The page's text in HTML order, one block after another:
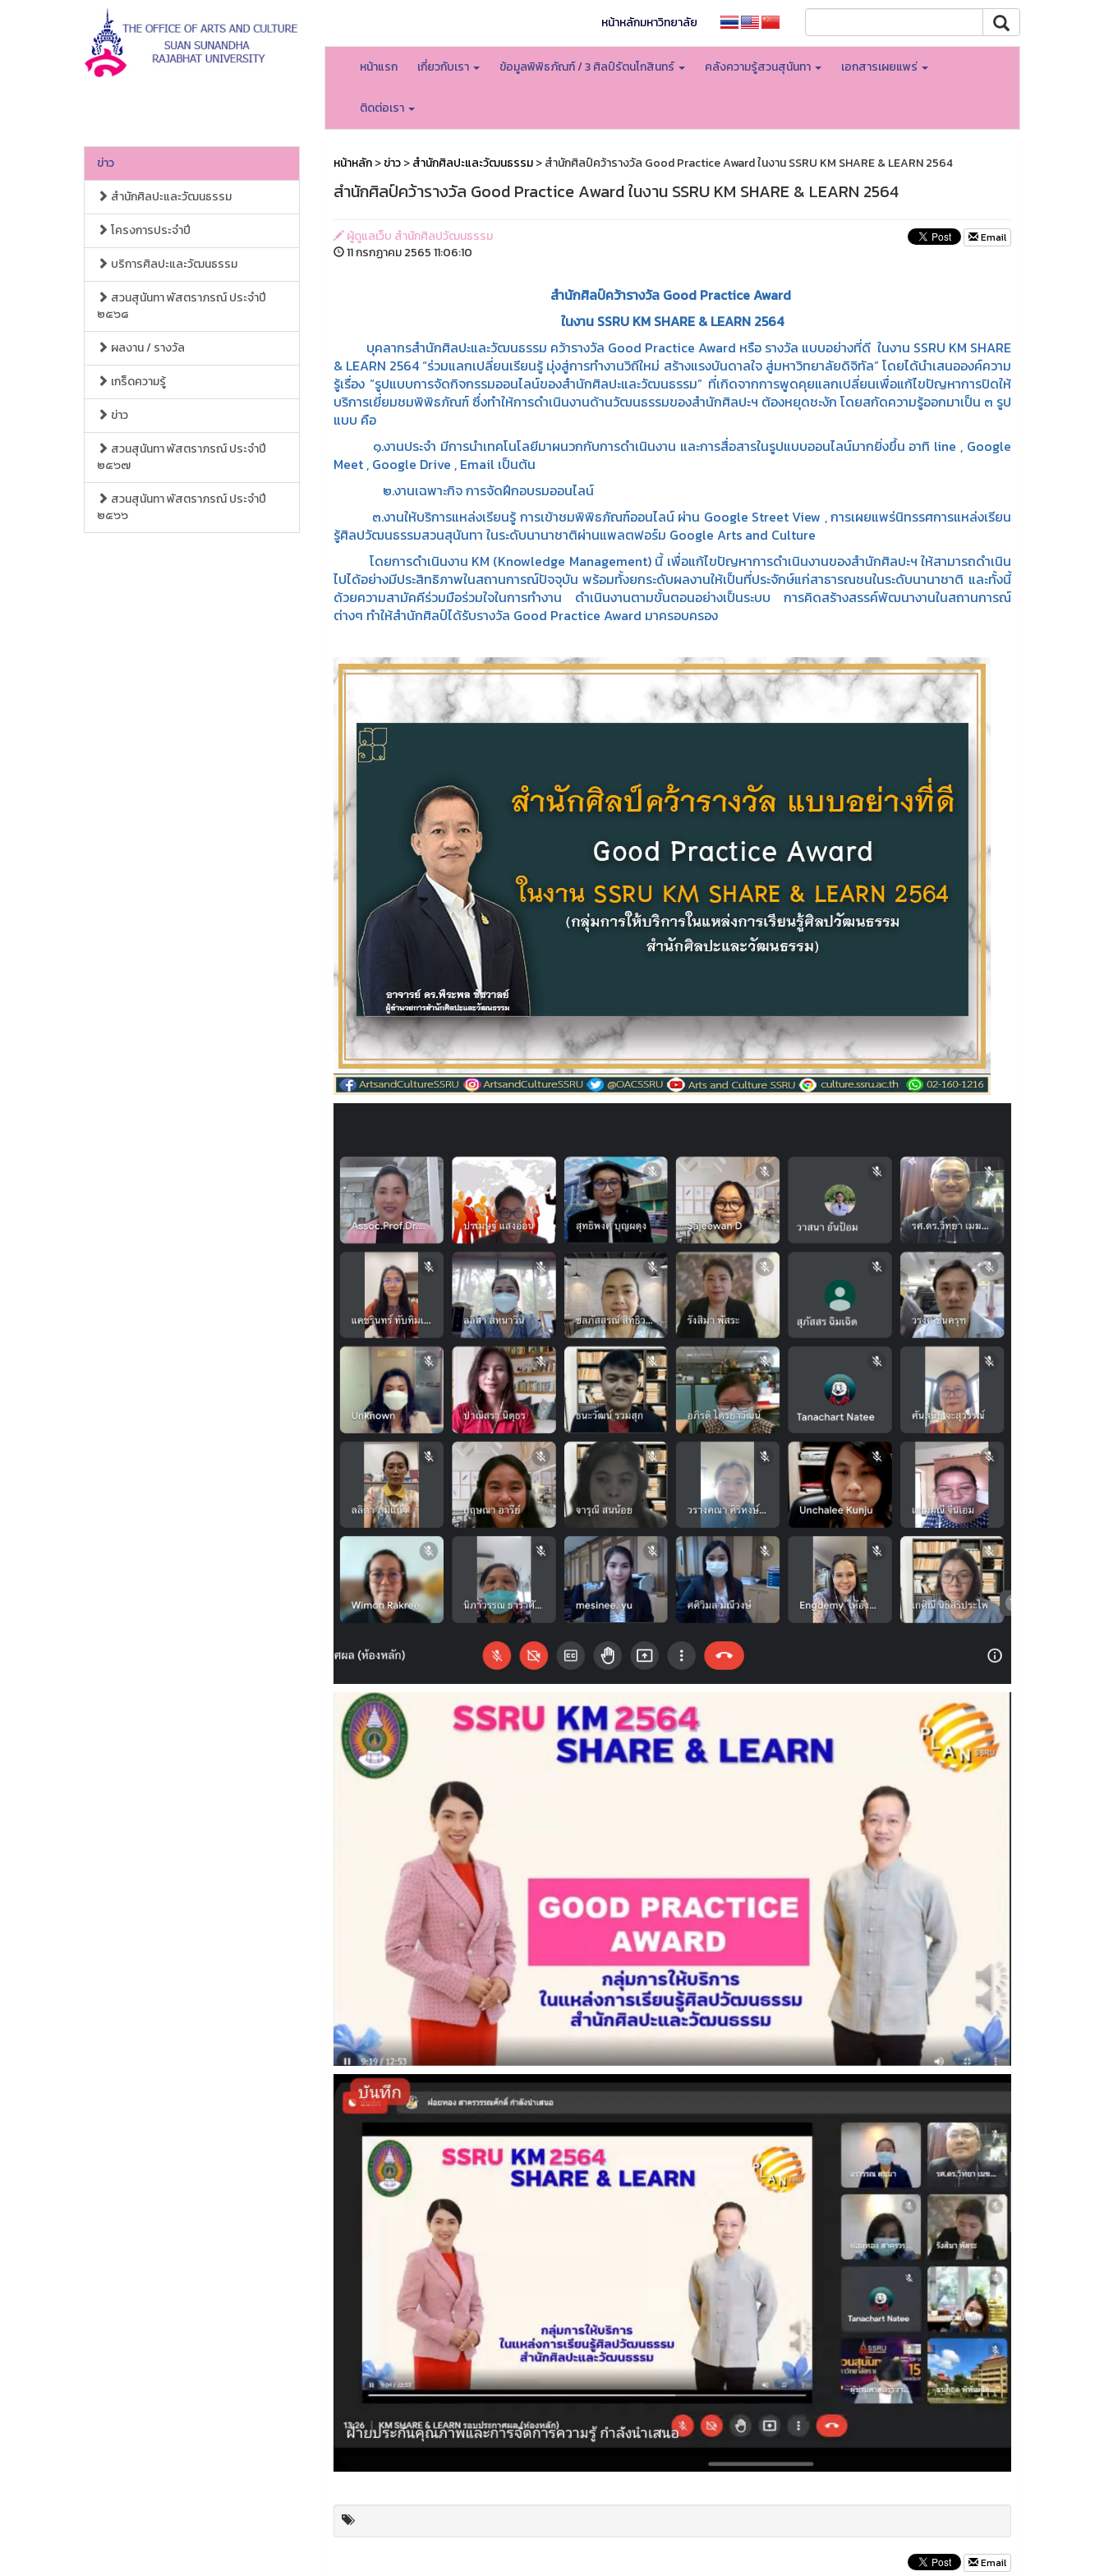
หน้าหลักมหาวิทยาลัย
หน้าแรก เกี่ยวกับเรา ข้อมูลพิพิธภัณฑ์ / 3 ศิลป์รัตนโกสินทร์ คลังความรู้สวนสุนันทา เอกสารเผยแพร่
ติดต่อเรา
ข่าว
สำนักศิลปะและวัฒนธรรม
โครงการประจำปี
บริการศิลปะและวัฒนธรรม
สวนสุนันทา พัสตราภรณ์ ประจำปี
๒๕๖๘
ผลงาน / รางวัล
เกร็ดความรู้
ข่าว
สวนสุนันทา พัสตราภรณ์ ประจำปี
๒๕๖๗
สวนสุนันทา พัสตราภรณ์ ประจำปี
๒๕๖๖
หน้าหลัก>ข่าว>สำนักศิลปะและวัฒนธรรม> สำนักศิลป์คว้ารางวัล Good Practice Award ในงาน SSRU KM SHARE & LEARN 2564
สำนักศิลป์คว้ารางวัล Good Practice Award ในงาน SSRU KM SHARE & LEARN 2564
ผู้ดูแลเว็บ สำนักศิลปวัฒนธรรม
11 กรกฏาคม 2565 11:06:10
Email
สำนักศิลป์คว้ารางวัล Good Practice Award
ในงาน SSRU KM SHARE & LEARN 2564
บุคลากรสำนักศิลปะและวัฒนธรรม คว้ารางวัล Good Practice Award หรือ รางวัล แบบอย่างที่ดี ในงาน SSRU KM SHARE
& LEARN 2564 “ร่วมแลกเปลี่ยนเรียนรู้ มุ่งสู่การทำงานวิถีใหม่ สร้างแรงบันดาลใจ สู่มหาวิทยาลัยดิจิทัล” โดยได้นำเสนอองค์ความ
รู้เรื่อง “รูปแบบการจัดกิจกรรมออนไลน์ของสำนักศิลปะและวัฒนธรรม” ที่เกิดจากการพูดคุยแลกเปลี่ยนเพื่อแก้ไขปัญหาการปิดให้
บริการเยี่ยมชมพิพิธภัณฑ์ ซึ่งทำให้การดำเนินงานด้านวัฒนธรรมของสำนักศิลปะฯ ต้องหยุดชะงัก โดยสกัดความรู้ออกมาเป็น ๓ รูป
แบบ คือ
๑.งานประจำ มีการนำเทคโนโลยีมาผนวกกับการดำเนินงาน และการสื่อสารในรูปแบบออนไลน์มากยิ่งขึ้น อาทิ line , Google
Meet , Google Drive , Email เป็นต้น
๒.งานเฉพาะกิจ การจัดฝึกอบรมออนไลน์
๓.งานให้บริการแหล่งเรียนรู้ การเข้าชมพิพิธภัณฑ์ออนไลน์ ผ่าน Google Street View , การเผยแพร่นิทรรศการแหล่งเรียน
รู้ศิลปวัฒนธรรมสวนสุนันทา ในระดับนานาชาติผ่านแพลตฟอร์ม Google Arts and Culture
โดยการดำเนินงาน KM (Knowledge Management) นี้ เพื่อแก้ไขปัญหาการดำเนินงานของสำนักศิลปะฯ ให้สามารถดำเนิน
ไปได้อย่างมีประสิทธิภาพในสถานการณ์ปัจจุบัน พร้อมทั้งยกระดับผลงานให้เป็นที่ประจักษ์แก่สาธารณชนในระดับนานาชาติ และทั้งนี้
ด้วยความสามัคคีร่วมมือร่วมใจในการทำงาน ดำเนินงานตามขั้นตอนอย่างเป็นระบบ การคิดสร้างสรรค์พัฒนางานในสถานการณ์
ต่างๆ ทำให้สำนักศิลป์ได้รับรางวัล Good Practice Award มาครอบครอง
Email